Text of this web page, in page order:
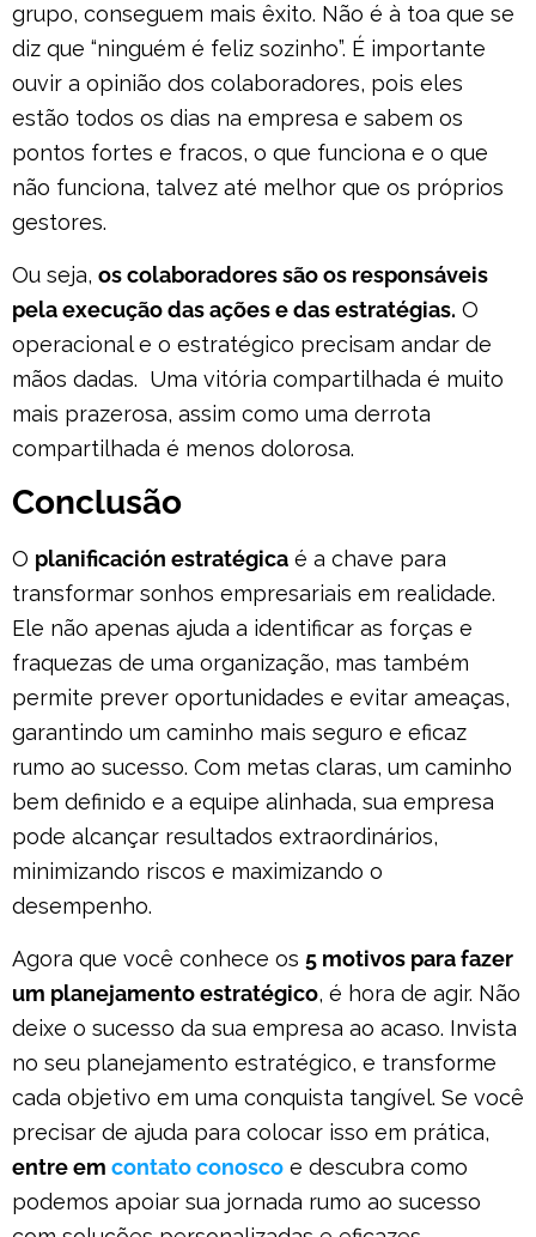
grupo, conseguem mais êxito. Não é à toa que se
diz que “ninguém é feliz sozinho”. É importante
ouvir a opinião dos colaboradores, pois eles
estão todos os dias na empresa e sabem os
pontos fortes e fracos, o que funciona e o que
não funciona, talvez até melhor que os próprios
gestores.
Ou seja, os colaboradores são os responsáveis
pela execução das ações e das estratégias. O
operacional e o estratégico precisam andar de
mãos dadas. Uma vitória compartilhada é muito
mais prazerosa, assim como uma derrota
compartilhada é menos dolorosa.
Conclusão
O planificación estratégica é a chave para
transformar sonhos empresariais em realidade.
Ele não apenas ajuda a identificar as forças e
fraquezas de uma organização, mas também
permite prever oportunidades e evitar ameaças,
garantindo um caminho mais seguro e eficaz
rumo ao sucesso. Com metas claras, um caminho
bem definido e a equipe alinhada, sua empresa
pode alcançar resultados extraordinários,
minimizando riscos e maximizando o
desempenho.
Agora que você conhece os 5 motivos para fazer
um planejamento estratégico, é hora de agir. Não
deixe o sucesso da sua empresa ao acaso. Invista
no seu planejamento estratégico, e transforme
cada objetivo em uma conquista tangível. Se você
precisar de ajuda para colocar isso em prática,
entre em contato conosco e descubra como
podemos apoiar sua jornada rumo ao sucesso